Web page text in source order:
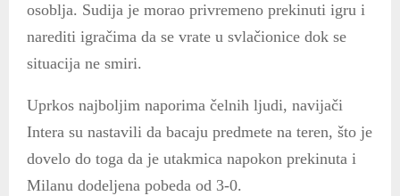
osoblja. Sudija je morao privremeno prekinuti igru i
narediti igračima da se vrate u svlačionice dok se
situacija ne smiri.
Uprkos najboljim naporima čelnih ljudi, navijači
Intera su nastavili da bacaju predmete na teren, što je
dovelo do toga da je utakmica napokon prekinuta i
Milanu dodeljena pobeda od 3-0.